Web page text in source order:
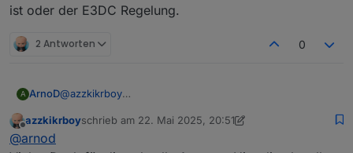
ist oder der E3DC Regelung.
2 Antworten 0
A ArnoD@azzkikrboy
SoC sich ändert oder nach Ablauf von höchstens 5
Der grüne Balken ganz unten im Diagramm zeigt an,
Offline
azzkikrboyschrieb am 22. Mai 2025, 20:51
zuletzt editiert von azzkikrboy
@arnod